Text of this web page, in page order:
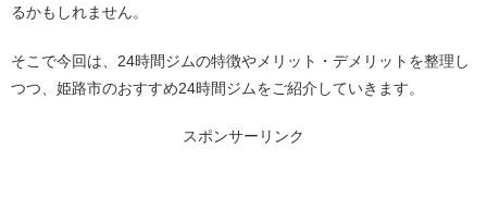
るかもしれません。
そこで今回は、24時間ジムの特徴やメリット・デメリットを整理し
つつ、姫路市のおすすめ24時間ジムをご紹介していきます。
スポンサーリンク